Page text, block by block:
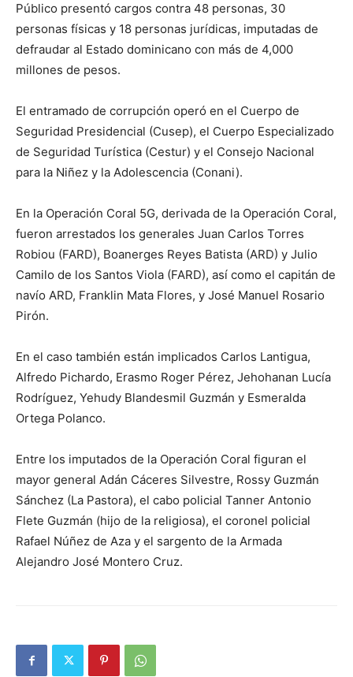
Público presentó cargos contra 48 personas, 30
personas físicas y 18 personas jurídicas, imputadas de
defraudar al Estado dominicano con más de 4,000
millones de pesos.
El entramado de corrupción operó en el Cuerpo de
Seguridad Presidencial (Cusep), el Cuerpo Especializado
de Seguridad Turística (Cestur) y el Consejo Nacional
para la Niñez y la Adolescencia (Conani).
En la Operación Coral 5G, derivada de la Operación Coral,
fueron arrestados los generales Juan Carlos Torres
Robiou (FARD), Boanerges Reyes Batista (ARD) y Julio
Camilo de los Santos Viola (FARD), así como el capitán de
navío ARD, Franklin Mata Flores, y José Manuel Rosario
Pirón.
En el caso también están implicados Carlos Lantigua,
Alfredo Pichardo, Erasmo Roger Pérez, Jehohanan Lucía
Rodríguez, Yehudy Blandesmil Guzmán y Esmeralda
Ortega Polanco.
Entre los imputados de la Operación Coral figuran el
mayor general Adán Cáceres Silvestre, Rossy Guzmán
Sánchez (La Pastora), el cabo policial Tanner Antonio
Flete Guzmán (hijo de la religiosa), el coronel policial
Rafael Núñez de Aza y el sargento de la Armada
Alejandro José Montero Cruz.